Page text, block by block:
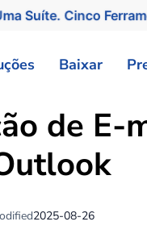
Suíte. Cinco
Baixar
de E-
2025-08-26